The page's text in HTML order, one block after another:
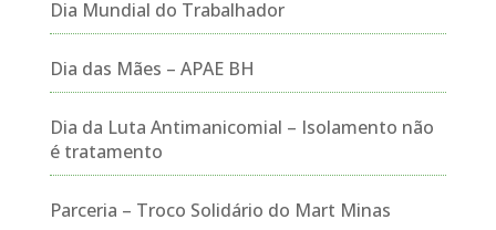
Dia Mundial do Trabalhador
Dia das Mães – APAE BH
Dia da Luta Antimanicomial – Isolamento não
é tratamento
Parceria – Troco Solidário do Mart Minas